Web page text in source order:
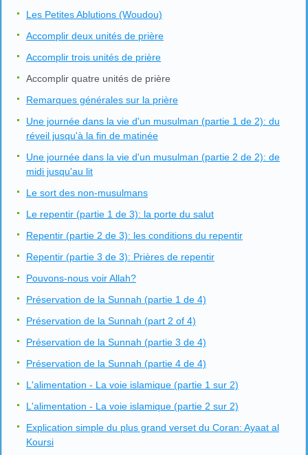
Les Petites Ablutions (Woudou)
Accomplir deux unités de prière
Accomplir trois unités de prière
Accomplir quatre unités de prière
Remarques générales sur la prière
Une journée dans la vie d'un musulman (partie 1 de 2): du
réveil jusqu'à la fin de matinée
Une journée dans la vie d'un musulman (partie 2 de 2): de
midi jusqu'au lit
Le sort des non-musulmans
Le repentir (partie 1 de 3): la porte du salut
Repentir (partie 2 de 3): les conditions du repentir
Repentir (partie 3 de 3): Prières de repentir
Pouvons-nous voir Allah?
Préservation de la Sunnah (partie 1 de 4)
Préservation de la Sunnah (part 2 of 4)
Préservation de la Sunnah (partie 3 de 4)
Préservation de la Sunnah (partie 4 de 4)
L'alimentation - La voie islamique (partie 1 sur 2)
L'alimentation - La voie islamique (partie 2 sur 2)
Explication simple du plus grand verset du Coran: Ayaat al
Koursi